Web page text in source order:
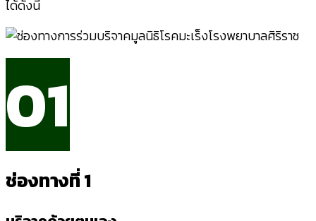
ได้ดังนี้
01
ช่องทางที่ 1